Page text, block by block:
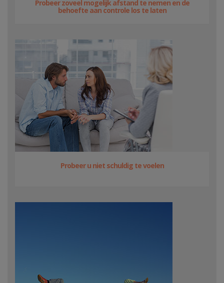
Probeer zoveel mogelijk afstand te nemen en de
behoefte aan controle los te laten
Probeer u niet schuldig te voelen